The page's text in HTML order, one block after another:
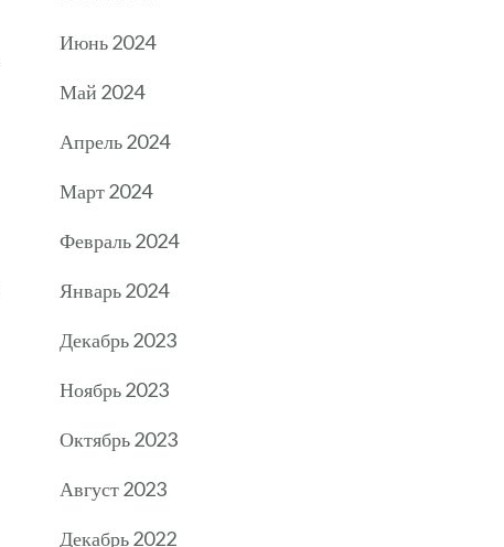
Июнь 2024
Май 2024
Апрель 2024
Март 2024
Февраль 2024
Январь 2024
Декабрь 2023
Ноябрь 2023
Октябрь 2023
Август 2023
Декабрь 2022